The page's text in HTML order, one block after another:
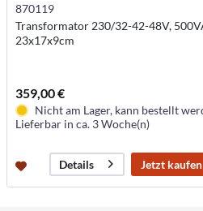
870119
Transformator 230/32-42-48V,
23x17x9cm
359,00 €
Nicht am Lager, kann bestellt
Lieferbar in ca. 3 Woche(n)
Details Jetzt kaufen